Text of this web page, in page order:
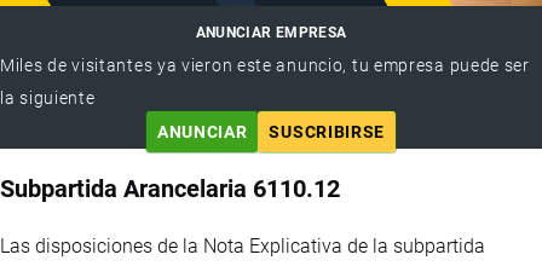
ANUNCIAR EMPRESA
Miles de visitantes ya vieron este anuncio, tu empresa puede ser
la siguiente
ANUNCIAR
SUSCRIBIRSE
Subpartida Arancelaria 6110.12
Las disposiciones de la Nota Explicativa de la subpartida